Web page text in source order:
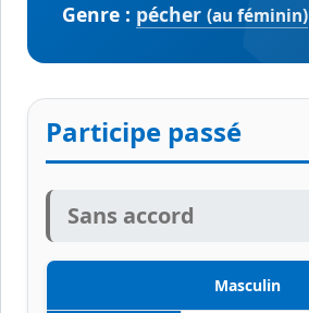
Genre : pécher (au féminin)
Participe passé
Sans accord
Masculin